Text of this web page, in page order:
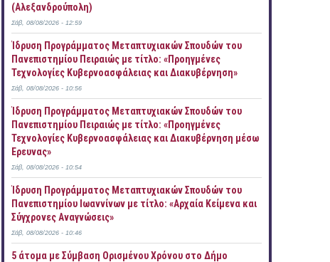
(Αλεξανδρούπολη)
Σάβ, 08/08/2026 - 12:59
Ίδρυση Προγράμματος Μεταπτυχιακών Σπουδών του
Πανεπιστημίου Πειραιώς με τίτλο: «Προηγμένες
Τεχνολογίες Κυβερνοασφάλειας και Διακυβέρνηση»
Σάβ, 08/08/2026 - 10:56
Ίδρυση Προγράμματος Μεταπτυχιακών Σπουδών του
Πανεπιστημίου Πειραιώς με τίτλο: «Προηγμένες
Τεχνολογίες Κυβερνοασφάλειας και Διακυβέρνηση μέσω
Έρευνας»
Σάβ, 08/08/2026 - 10:54
Ίδρυση Προγράμματος Μεταπτυχιακών Σπουδών του
Πανεπιστημίου Ιωαννίνων με τίτλο: «Αρχαία Κείμενα και
Σύγχρονες Αναγνώσεις»
Σάβ, 08/08/2026 - 10:46
5 άτομα με Σύμβαση Ορισμένου Χρόνου στο Δήμο